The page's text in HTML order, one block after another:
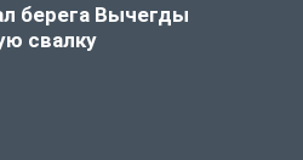
берега Вычегды
свалку